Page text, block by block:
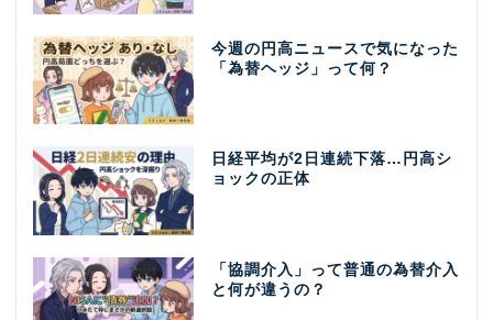
今週の円高ニュースで気になった
「為替ヘッジ」って何？
日経平均が2日連続下落…円高シ
ョックの正体
「協調介入」って普通の為替介入
と何が違うの？